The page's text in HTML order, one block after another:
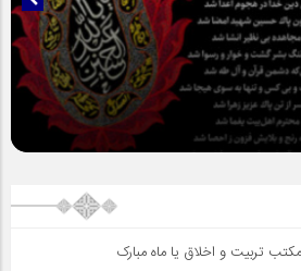
سلطان عشق
تربیت و اخلاق یا ماه مبارک